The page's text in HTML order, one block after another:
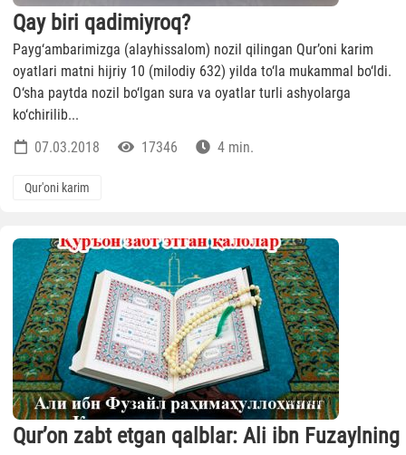
Qay biri qadimiyroq?
Payg‘ambarimizga (alayhissalom) nozil qilingan Qur’oni karim
oyatlari matni hijriy 10 (milodiy 632) yilda to‘la mukammal bo‘ldi.
O‘sha paytda nozil bo‘lgan sura va oyatlar turli ashyolarga
ko‘chirilib...
07.03.2018
17346 4 min.
Qur'oni karim
Qur’on zabt etgan qalblar: Ali ibn Fuzaylning